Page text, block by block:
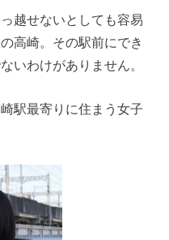
越せないとしても容易
高崎。その駅前にでき
いわけがありません。
駅最寄りに住まう女子